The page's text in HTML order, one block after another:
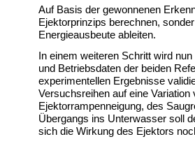
Auf Basis der gewonnenen
Ejektorprinzips berechnen,
Energieausbeute ableiten.
In einem weiteren Schritt wird
und Betriebsdaten der beiden
experimentellen Ergebnisse
Versuchsreihen auf eine
Ejektorrampenneigung, des
Übergangs ins Unterwasser soll
sich die Wirkung des Ejektors